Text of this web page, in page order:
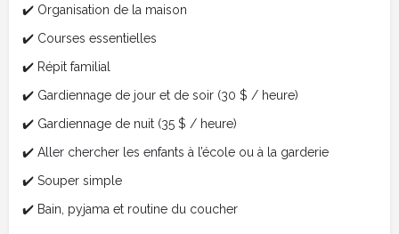
✔️ Organisation de la maison
✔️ Courses essentielles
✔️ Répit familial
✔️ Gardiennage de jour et de soir (30 $ / heure)
✔️ Gardiennage de nuit (35 $ / heure)
✔️ Aller chercher les enfants à l’école ou à la garderie
✔️ Souper simple
✔️ Bain, pyjama et routine du coucher